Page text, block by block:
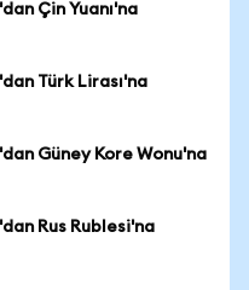
Çin Yuanı'na
Türk Lirası'na
Güney Kore Wonu'na
Rus Rublesi'na